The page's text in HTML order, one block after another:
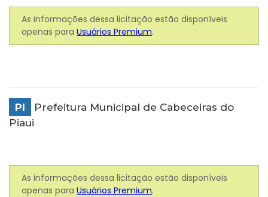
As informações dessa licitação estão disponíveis
apenas para Usuários Premium.
PI
Prefeitura Municipal de Cabeceiras do
Piaui
As informações dessa licitação estão disponíveis
apenas para Usuários Premium.